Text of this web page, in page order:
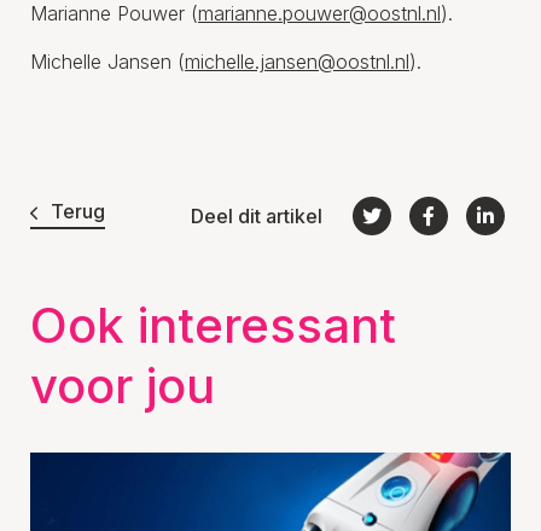
Marianne Pouwer (marianne.pouwer@oostnl.nl).
Michelle Jansen (michelle.jansen@oostnl.nl).
Terug Deel dit artikel
Ook interessant
voor jou